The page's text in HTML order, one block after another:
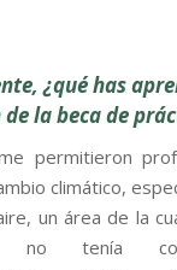
¿qué has
la beca de
permitieron
climático,
un área de la
tenía